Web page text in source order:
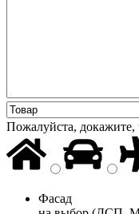
Пожалуйста, докажите,
Фасад